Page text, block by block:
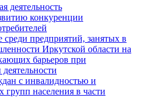
деятельность
конкуренции
среди предприятий, занятых в
Иркутской области на
барьеров при
с инвалидностью и
групп населения в части